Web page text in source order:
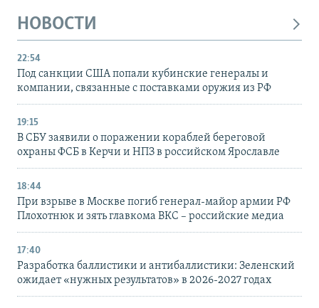
НОВОСТИ
22:54
Под санкции США попали кубинские генералы и
компании, связанные с поставками оружия из РФ
19:15
В СБУ заявили о поражении кораблей береговой
охраны ФСБ в Керчи и НПЗ в российском Ярославле
18:44
При взрыве в Москве погиб генерал-майор армии РФ
Плохотнюк и зять главкома ВКС – российские медиа
17:40
Разработка баллистики и антибаллистики: Зеленский
ожидает «нужных результатов» в 2026-2027 годах